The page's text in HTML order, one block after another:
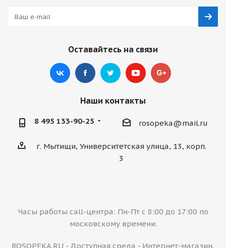
Оставайтесь на связи
Наши контакты
8 495 133-90-25 rosopeka@mail.ru
г. Мытищи, Университетская улица, 13, корп.
3
Часы работы call-центра: Пн-Пт с 8:00 до 17:00 по
московскому времени.
ROSOPEKA.RU - Доступная среда - Интернет-магазин,